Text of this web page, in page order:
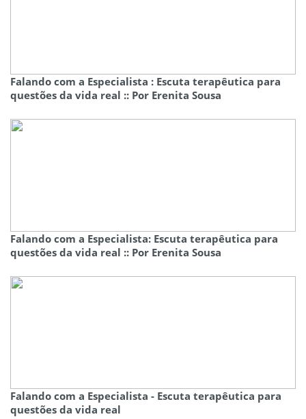
Falando com a Especialista : Escuta terapêutica para
questões da vida real :: Por Erenita Sousa
Falando com a Especialista: Escuta terapêutica para
questões da vida real :: Por Erenita Sousa
Falando com a Especialista - Escuta terapêutica para
questões da vida real